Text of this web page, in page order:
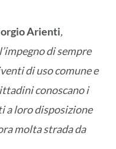
Arienti,
di sempre
di uso comune e
conoscano i
a loro disposizione
molta strada da